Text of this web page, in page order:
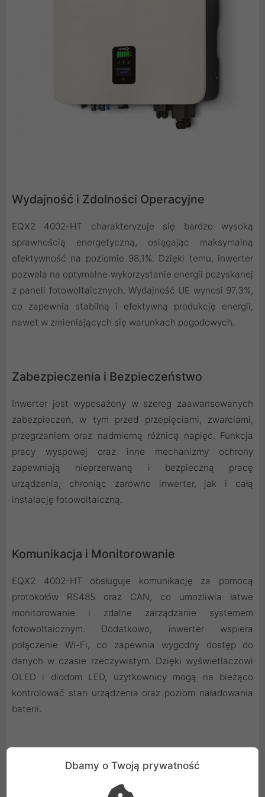
Wydajność i Zdolności Operacyjne
EQX2 4002-HT charakteryzuje się bardzo wysoką
sprawnością energetyczną, osiągając maksymalną
efektywność na poziomie 98,1%. Dzięki temu, inwerter
pozwala na optymalne wykorzystanie energii pozyskanej
z paneli fotowoltaicznych. Wydajność UE wynosi 97,3%,
co zapewnia stabilną i efektywną produkcję energii,
nawet w zmieniających się warunkach pogodowych.
Zabezpieczenia i Bezpieczeństwo
Inwerter jest wyposażony w szereg zaawansowanych
zabezpieczeń, w tym przed przepięciami, zwarciami,
przegrzaniem oraz nadmierną różnicą napięć. Funkcja
pracy wyspowej oraz inne mechanizmy ochrony
zapewniają nieprzerwaną i bezpieczną pracę
urządzenia, chroniąc zarówno inwerter, jak i całą
instalację fotowoltaiczną.
Komunikacja i Monitorowanie
EQX2 4002-HT obsługuje komunikację za pomocą
protokołów RS485 oraz CAN, co umożliwia łatwe
monitorowanie i zdalne zarządzanie systemem
fotowoltaicznym. Dodatkowo, inwerter wspiera
połączenie Wi-Fi, co zapewnia wygodny dostęp do
danych w czasie rzeczywistym. Dzięki wyświetlaczowi
OLED i diodom LED, użytkownicy mogą na bieżąco
kontrolować stan urządzenia oraz poziom naładowania
baterii.
Design i Wytrzymałość
Inwerter ma stopień ochrony IP65, co zapewnia mu
Dbamy o Twoją prywatność